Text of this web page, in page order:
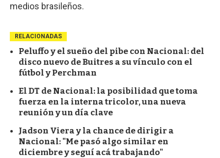
medios brasileños.
RELACIONADAS
Peluffo y el sueño del pibe con Nacional: del
disco nuevo de Buitres a su vínculo con el
fútbol y Perchman
El DT de Nacional: la posibilidad que toma
fuerza en la interna tricolor, una nueva
reunión y un día clave
Jadson Viera y la chance de dirigir a
Nacional: "Me pasó algo similar en
diciembre y seguí acá trabajando"